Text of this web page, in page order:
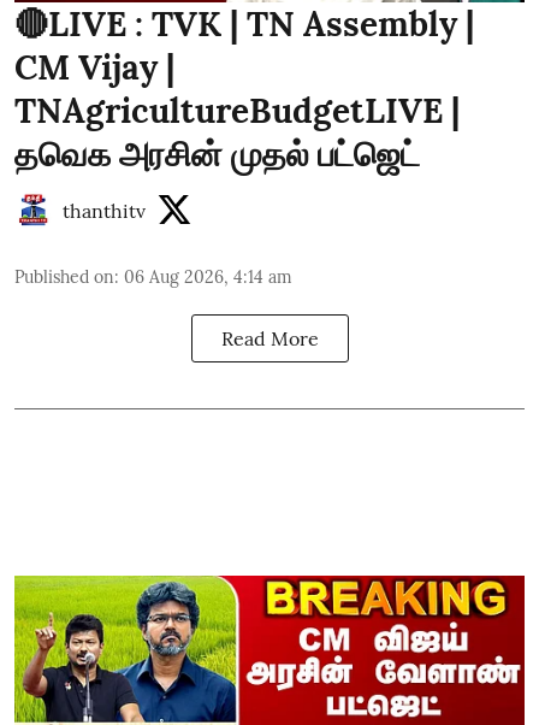
🔴LIVE : TVK | TN Assembly |
CM Vijay |
TNAgricultureBudgetLIVE |
தவெக அரசின் முதல் பட்ஜெட்
thanthitv
Published on: 06 Aug 2026, 4:14 am
Read More